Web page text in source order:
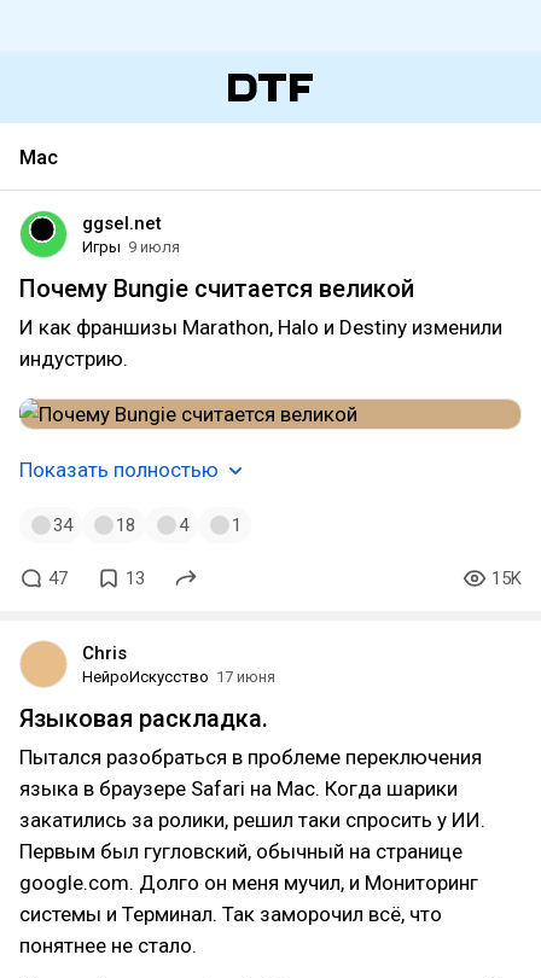
Mac
ggsel.net
Игры 9 июля
Почему Bungie считается великой
И как франшизы Marathon, Halo и Destiny изменили
индустрию.
Показать полностью
34 18 4 1
47 13 15K
Chris
НейроИскусство 17 июня
Языковая раскладка.
Пытался разобраться в проблеме переключения
языка в браузере Safari на Mac. Когда шарики
закатились за ролики, решил таки спросить у ИИ.
Первым был гугловский, обычный на странице
google.com. Долго он меня мучил, и Мониторинг
системы и Терминал. Так заморочил всё, что
понятнее не стало.